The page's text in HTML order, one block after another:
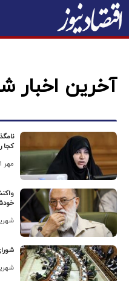
آخرین اخبار
کجا
۲۸ مهر ۱۴۰۱
۲۰ شهریور
۰۴ شهریور